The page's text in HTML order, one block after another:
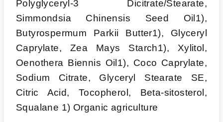
Polyglyceryl-3 Dicitrate/Stearate,
Simmondsia Chinensis Seed Oil1),
Butyrospermum Parkii Butter1), Glyceryl
Caprylate, Zea Mays Starch1), Xylitol,
Oenothera Biennis Oil1), Coco Caprylate,
Sodium Citrate, Glyceryl Stearate SE,
Citric Acid, Tocopherol, Beta-sitosterol,
Squalane 1) Organic agriculture